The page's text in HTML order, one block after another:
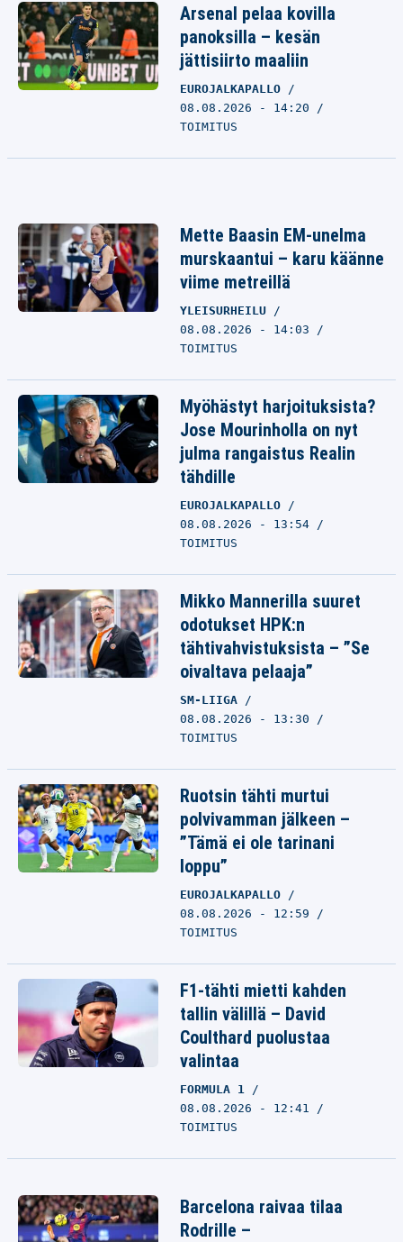
Arsenal pelaa kovilla
panoksilla – kesän
jättisiirto maaliin
EUROJALKAPALLO
08.08.2026 - 14:20
TOIMITUS
Mette Baasin EM-unelma
murskaantui – karu käänne
viime metreillä
YLEISURHEILU
08.08.2026 - 14:03
TOIMITUS
Myöhästyt harjoituksista?
Jose Mourinholla on nyt
julma rangaistus Realin
tähdille
EUROJALKAPALLO
08.08.2026 - 13:54
TOIMITUS
Mikko Mannerilla suuret
odotukset HPK:n
tähtivahvistuksista – ”Se
oivaltava pelaaja”
SM-LIIGA
08.08.2026 - 13:30
TOIMITUS
Ruotsin tähti murtui
polvivamman jälkeen –
”Tämä ei ole tarinani
loppu”
EUROJALKAPALLO
08.08.2026 - 12:59
TOIMITUS
F1-tähti mietti kahden
tallin välillä – David
Coulthard puolustaa
valintaa
FORMULA 1
08.08.2026 - 12:41
TOIMITUS
Barcelona raivaa tilaa
Rodrille –